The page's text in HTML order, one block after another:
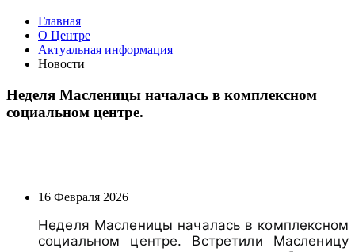
Главная
О Центре
Актуальная информация
Новости
Неделя Масленицы началась в комплексном
социальном центре.
16 Февраля 2026
Неделя Масленицы началась в комплексном
социальном центре. Встретили Масленицу